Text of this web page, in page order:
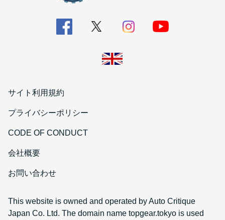
サイト利用規約
プライバシーポリシー
CODE OF CONDUCT
会社概要
お問い合わせ
This website is owned and operated by Auto Critique
Japan Co. Ltd. The domain name topgear.tokyo is used